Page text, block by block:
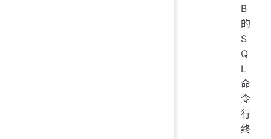
B
的
S
Q
L
命
令
行
终